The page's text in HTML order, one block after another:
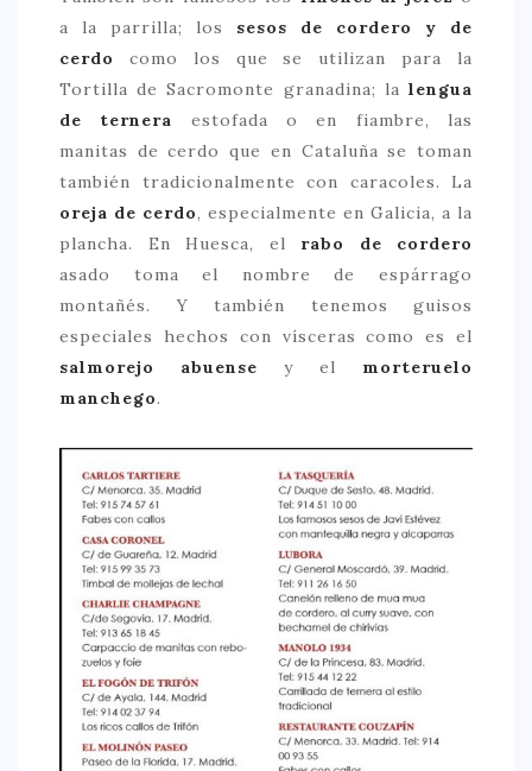
a la parrilla; los sesos de cordero y de
cerdo
como los que se utilizan para la
Tortilla de Sacromonte granadina; la lengua
de ternera estofada o en fiambre, las
manitas de cerdo que en Cataluña se toman
también tradicionalmente con caracoles. La
oreja de cerdo, especialmente en Galicia, a la
plancha. En Huesca, el rabo de cordero
asado toma el nombre de espárrago
montañés. Y también tenemos guisos
especiales hechos con vísceras como es el
salmorejo abuense y el morteruelo
manchego.